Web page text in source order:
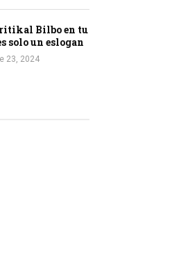
Bilbo en tu
solo un eslogan
23, 2024